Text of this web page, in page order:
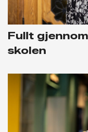
Fullt
skolen